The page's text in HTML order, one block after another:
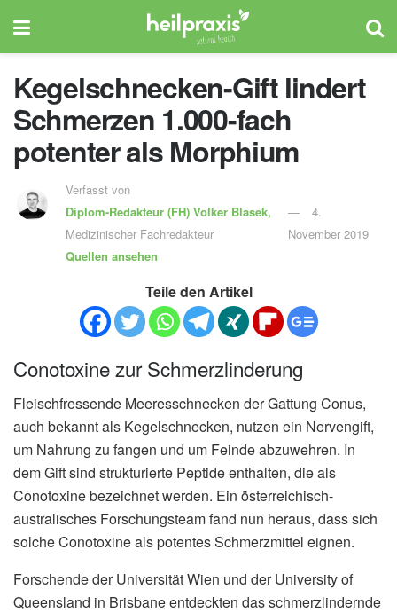
Kegelschnecken-Gift lindert
Schmerzen 1.000-fach
potenter als Morphium
Verfasst von
Diplom-Redakteur (FH) Volker Blasek,
Medizinischer Fachredakteur
Quellen ansehen
4.
November 2019
Teile den Artikel
Conotoxine zur Schmerzlinderung
Fleischfressende Meeresschnecken der Gattung Conus,
auch bekannt als Kegelschnecken, nutzen ein Nervengift,
um Nahrung zu fangen und um Feinde abzuwehren. In
dem Gift sind strukturierte Peptide enthalten, die als
Conotoxine bezeichnet werden. Ein österreichisch-
australisches Forschungsteam fand nun heraus, dass sich
solche Conotoxine als potentes Schmerzmittel eignen.
Forschende der Universität Wien und der University of
Queensland in Brisbane entdeckten das schmerzlindernde